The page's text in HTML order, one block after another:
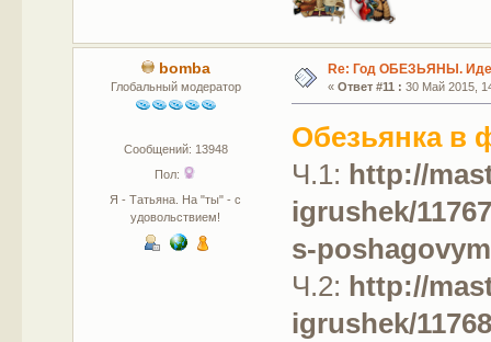
bomba
Глобальный модератор
Сообщений: 13948
Пол:
Я - Татьяна. На "ты" - с
удовольствием!
Re: Год ОБЕЗЬЯНЫ.
« Ответ #11 : 30 Май 2015,
Обезьянка в
Ч.1: http://
igrushek/
s-
Ч.2: http://
igrushek/